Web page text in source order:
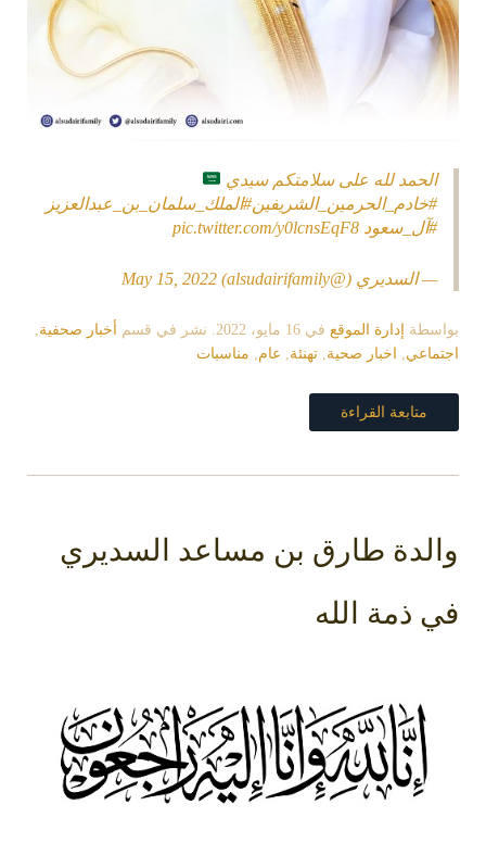
الحمد لله على سلامتكم سيدي
#خادم_الحرمين_الشريفين#الملك_سلمان_بن_عبدالعزيز
#آل_سعود pic.twitter.com/y0lcnsEqF8
— السديري (@alsudairifamily) May 15, 2022
بواسطة إدارة الموقع في 16 مايو، 2022 . نشر في قسم أخبار صحفية
اجتماعي
اخبار صحية تهنئة عام مناسبات
متابعة القراءة
والدة طارق بن مساعد السديري
في ذمة الله